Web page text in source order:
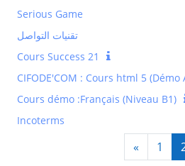
Serious Game
تقنيات التواصل
Cours Success 21
CIFODE'COM : Cours html 5
Cours démo :Français (Niveau B1)
Incoterms
«Page
1